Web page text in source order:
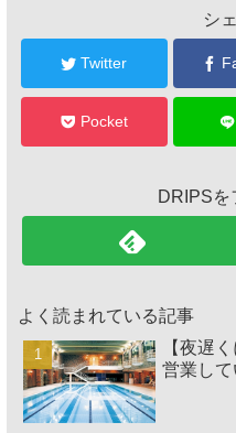
シ
Twitter
Pocket
DRIPSを
よく読まれている記事
【夜遅
営業し